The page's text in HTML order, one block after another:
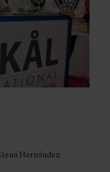
Hernández